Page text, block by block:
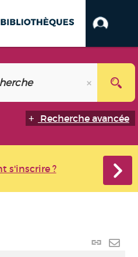
Recherche avancée
s'inscrire ?
Lien